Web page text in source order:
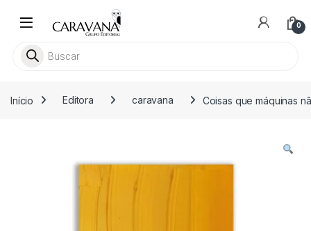
0
Pesquisar livros
Início Editora caravana Coisas que máquinas